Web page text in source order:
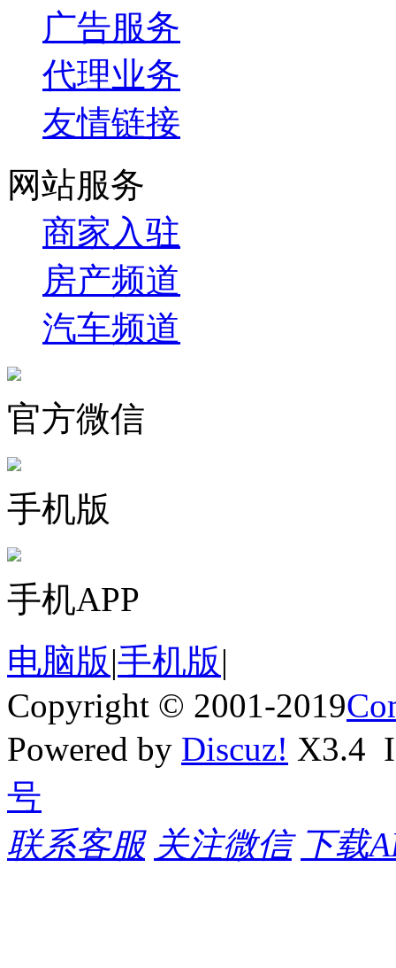
广告服务
代理业务
友情链接
网站服务
商家入驻
房产频道
汽车频道
官方微信
手机版
手机APP
电脑版|手机版|
Copyright © 2001-2019
Powered by Discuz! X3.4
号
联系客服 关注微信 下载